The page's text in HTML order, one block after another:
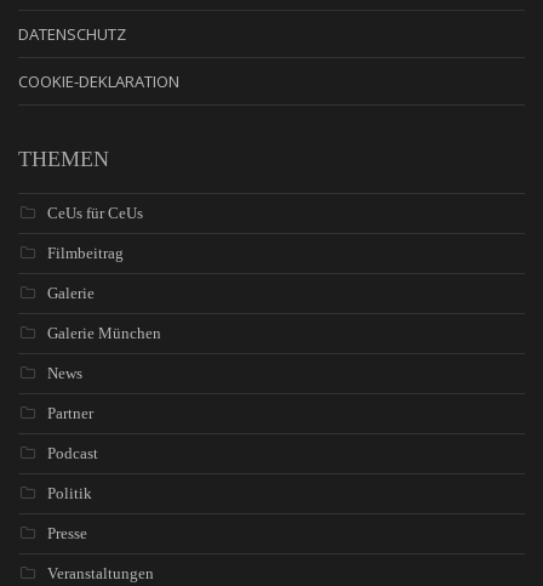
DATENSCHUTZ
COOKIE-DEKLARATION
THEMEN
CeUs für CeUs
Filmbeitrag
Galerie
Galerie München
News
Partner
Podcast
Politik
Presse
Veranstaltungen